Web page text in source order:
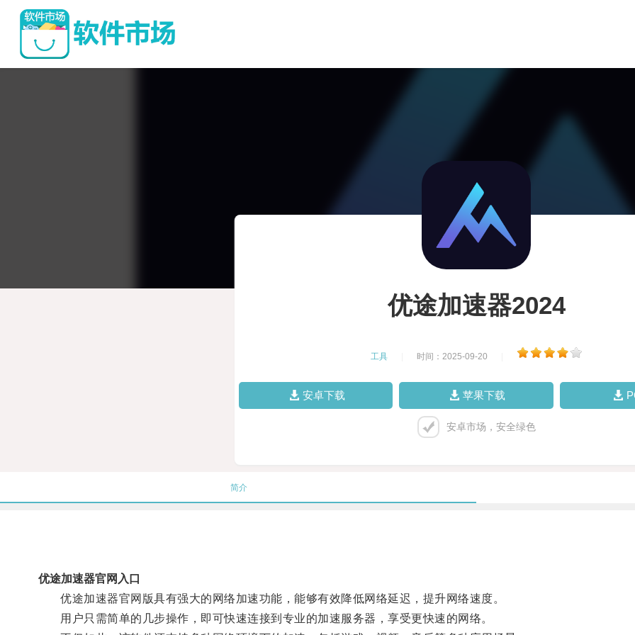
优途加速器2024
工具 时间：2025-09-20
安卓下载 苹果下载
安卓市场，安全绿色
简介
优途加速器官网入口
优途加速器官网版具有强大的网络加速功能，能够有效降低网络延迟，提升网络速度。
用户只需简单的几步操作，即可快速连接到专业的加速服务器，享受更快速的网络。